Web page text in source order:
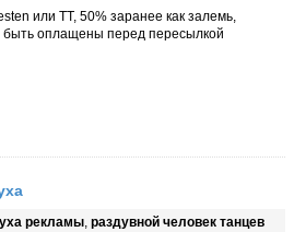
или TT, 50% заранее как залемь,
оплащены перед пересылкой
рекламы, раздувной человек танцев